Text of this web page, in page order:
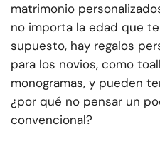
matrimonio
no importa la edad que
supuesto, hay regalos
para los novios, como
monogramas, y pueden
¿por qué no pensar un
convencional?